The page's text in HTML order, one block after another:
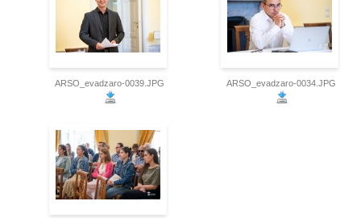
ARSO_evadzaro-0039.JPG ARSO_evadzaro-0034.JPG